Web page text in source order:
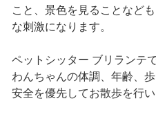
こと、景色を見ることなど
な刺激になります。
ペットシッター ブリランテ
わんちゃんの体調、年齢、
安全を優先してお散歩を行い